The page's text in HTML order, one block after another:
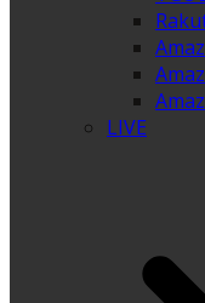
LIVE